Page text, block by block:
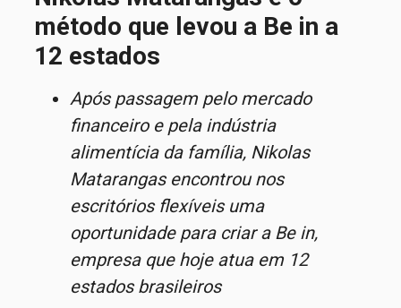
método que levou a Be in a
12 estados
Após passagem pelo mercado
financeiro e pela indústria
alimentícia da família, Nikolas
Matarangas encontrou nos
escritórios flexíveis uma
oportunidade para criar a Be in,
empresa que hoje atua em 12
estados brasileiros